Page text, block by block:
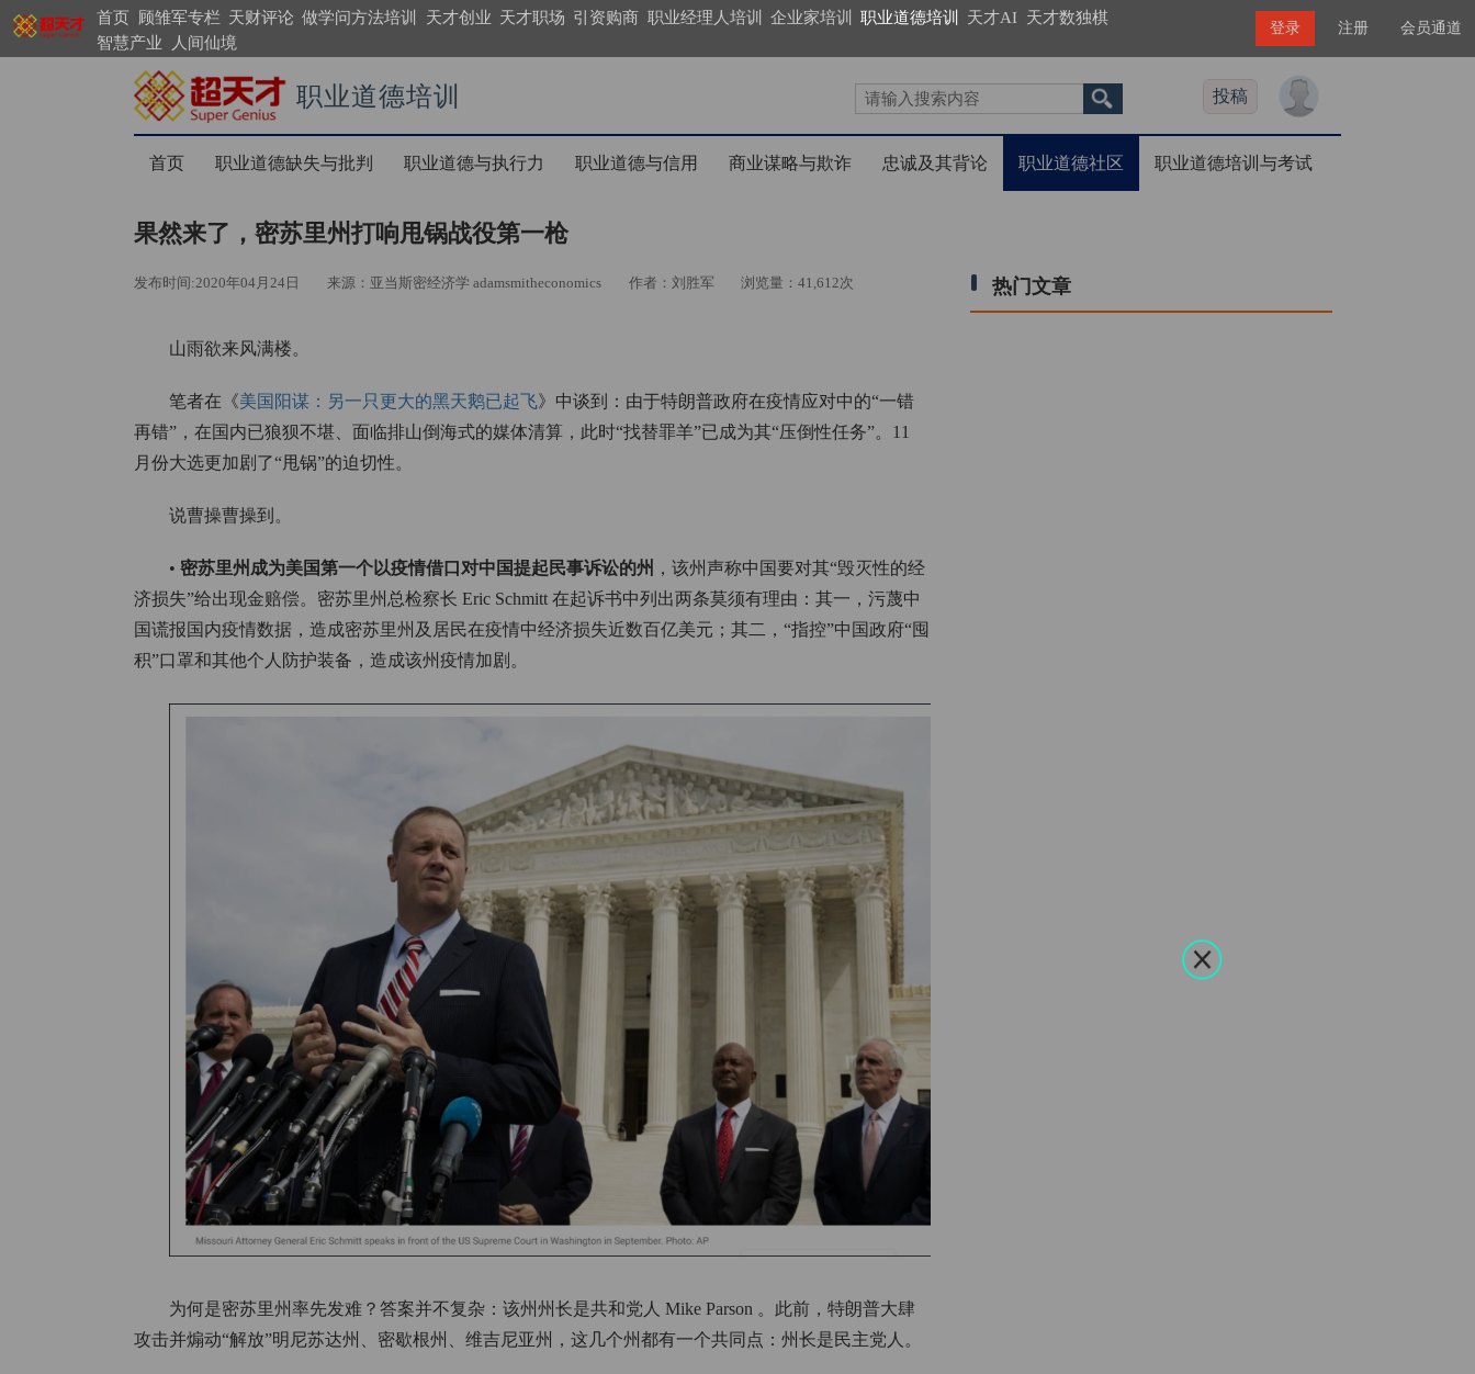
首页 顾雏军专栏 天财评论 做学问方法培训 天才创业 天才职场 引资购商 职业经理人培训 企业家培训 职业道德培训 天才AI 天才数独棋
智慧产业
人间仙境
会员通道
注册
登录
职业道德培训
https://search.supergenius.cn
投稿
首页 职业道德缺失与批判 职业道德与执行力 职业道德与信用 商业谋略与欺诈 忠诚及其背论 职业道德社区 职业道德培训与考试
果然来了，密苏里州打响甩锅战役第一枪
发布时间:2020年04月24日 来源：亚当斯密经济学 adamsmitheconomics 作者：刘胜军 浏览量：41,612次
山雨欲来风满楼。
笔者在《美国阳谋：另一只更大的黑天鹅已起飞》中谈到：由于特朗普政府在疫情应对中的“一错
再错”，在国内已狼狈不堪、面临排山倒海式的媒体清算，此时“找替罪羊”已成为其“压倒性任务”。11
月份大选更加剧了“甩锅”的迫切性。
说曹操曹操到。
• 密苏里州成为美国第一个以疫情借口对中国提起民事诉讼的州 ，该州声称中国要对其“毁灭性的经
济损失”给出现金赔偿。密苏里州总检察长 Eric Schmitt 在起诉书中列出两条莫须有理由：其一，污蔑中
国谎报国内疫情数据，造成密苏里州及居民在疫情中经济损失近数百亿美元；其二，“指控”中国政府“囤
积”口罩和其他个人防护装备，造成该州疫情加剧。
为何是密苏里州率先发难？答案并不复杂：该州州长是共和党人 Mike Parson 。此前，特朗普大肆
攻击并煽动“解放”明尼苏达州、密歇根州、维吉尼亚州，这几个州都有一个共同点：州长是民主党人。
热门文章